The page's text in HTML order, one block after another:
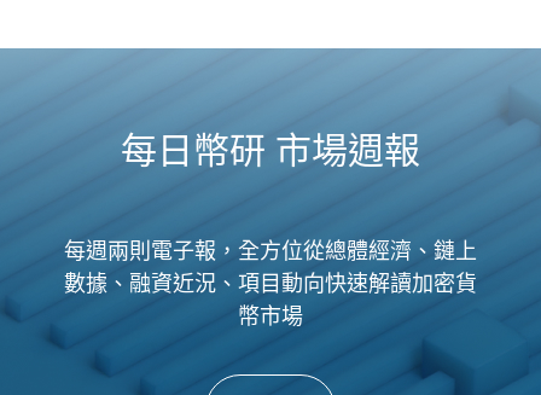
每日幣研 市場週報
每週兩則電子報，全方位從總體經濟、鏈上
數據、融資近況、項目動向快速解讀加密貨
幣市場